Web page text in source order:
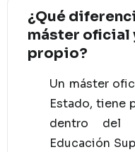
¿Qué
máster oficial
propio?
Un máster
Estado, tiene
dentro del
Educación